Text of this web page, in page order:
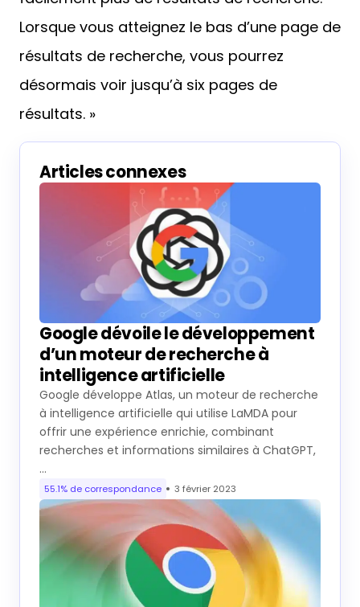
facilement plus de résultats de recherche.
Lorsque vous atteignez le bas d’une page de
résultats de recherche, vous pourrez
désormais voir jusqu’à six pages de
Articles connexes
Google dévoile le développement
d’un moteur de recherche à
intelligence artificielle
Google développe Atlas, un moteur de recherche
à intelligence artificielle qui utilise LaMDA pour
offrir une expérience enrichie, combinant
…
55.1% de correspondance 3 février 2023